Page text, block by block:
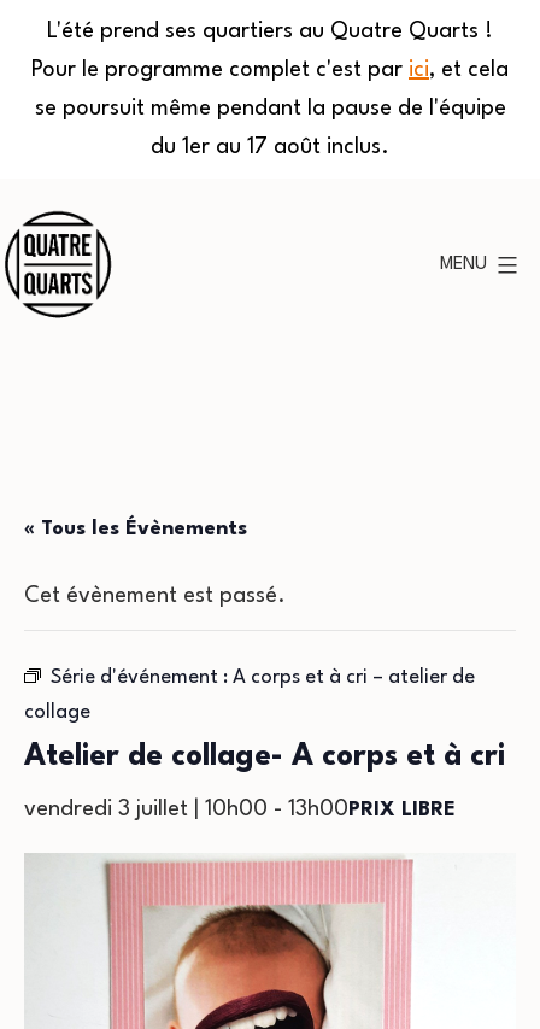
L'été prend ses quartiers au Quatre Quarts !
Pour le programme complet c'est par ici, et cela
se poursuit même pendant la pause de l'équipe
du 1er au 17 août inclus.
au
contenu
MENU
« Tous les Évènements
Cet évènement est passé.
Série d'événement : A corps et à cri – atelier de
collage
Atelier de collage- A corps et à cri
vendredi 3 juillet | 10h00 - 13h00 PRIX LIBRE